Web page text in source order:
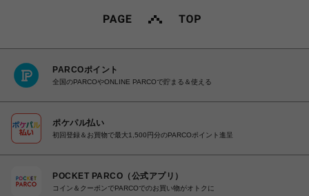
PARCOポイント
全国のPARCOやONLINE PARCOで貯まる＆使える
ポケパル払い
初回登録＆お買物で最大1,500円分のPARCOポイント進呈
POCKET PARCO（公式アプリ）
コイン＆クーポンでPARCOでのお買い物がオトクに